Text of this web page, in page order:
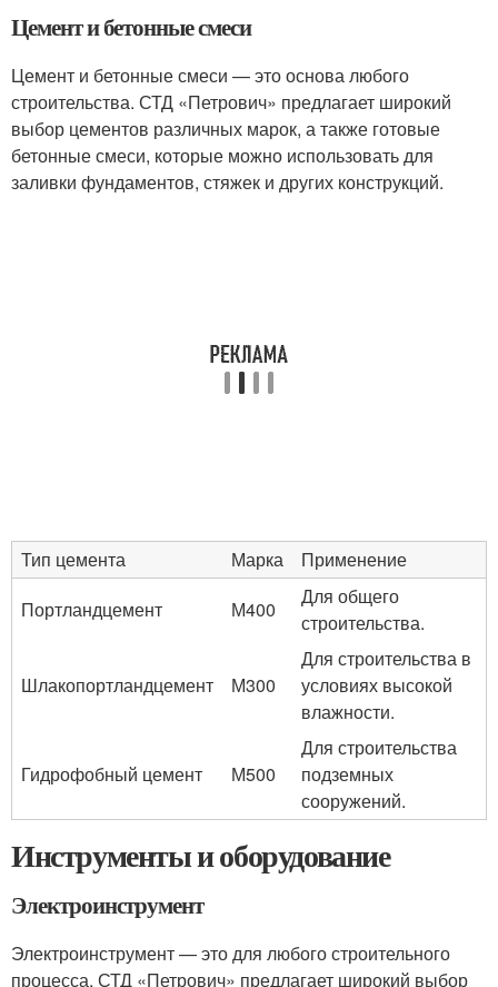
Цемент и бетонные смеси
Цемент и бетонные смеси — это основа любого
строительства. СТД «Петрович» предлагает широкий
выбор цементов различных марок, а также готовые
бетонные смеси, которые можно использовать для
заливки фундаментов, стяжек и других конструкций.
Тип цемента Марка
Применение
Портландцемент
М400
Для общего
строительства.
Шлакопортландцемент М300
Для строительства в
условиях высокой
влажности.
Гидрофобный цемент М500
Для строительства
подземных
сооружений.
Инструменты и оборудование
Электроинструмент
Электроинструмент — это для любого строительного
процесса. СТД «Петрович» предлагает широкий выбор